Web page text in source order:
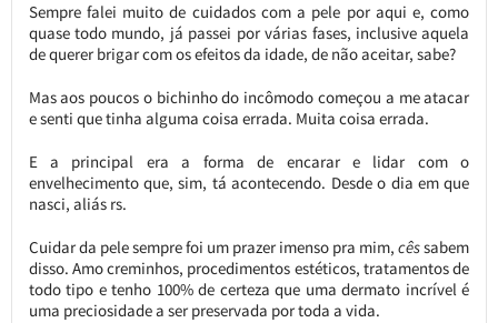
Sempre falei muito de cuidados com a pele por aqui e, como
quase todo mundo, já passei por várias fases, inclusive aquela
de querer brigar com os efeitos da idade, de não aceitar, sabe?
Mas aos poucos o bichinho do incômodo começou a me atacar
e senti que tinha alguma coisa errada. Muita coisa errada.
E a principal era a forma de encarar e lidar com o
envelhecimento que, sim, tá acontecendo. Desde o dia em que
nasci, aliás rs.
Cuidar da pele sempre foi um prazer imenso pra mim, cêssabem
disso. Amo creminhos, procedimentos estéticos, tratamentos de
todo tipo e tenho 100% de certeza que uma dermato incrível é
uma preciosidade a ser preservada por toda a vida.